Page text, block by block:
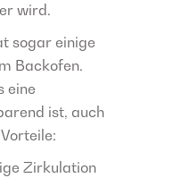
wird.
sogar einige
Backofen.
eine
ist, auch
Zirkulation